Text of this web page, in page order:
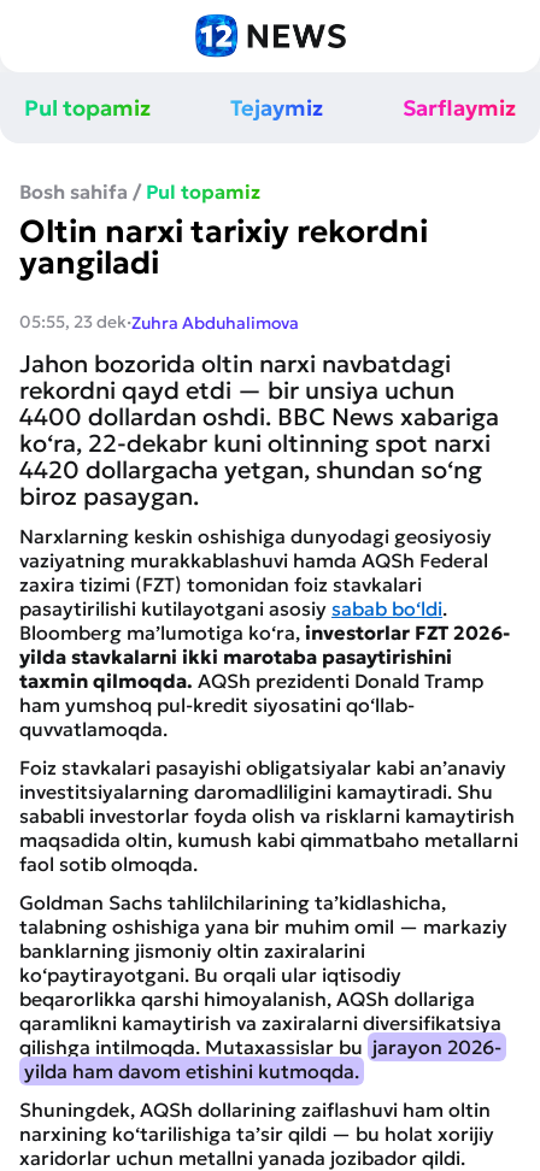
Pul topamiz Tejaymiz Sarflaymiz
Bosh sahifa / Pul topamiz
Oltin narxi tarixiy rekordni
yangiladi
05:55, 23 dek·Zuhra Abduhalimova
Jahon bozorida oltin narxi navbatdagi
rekordni qayd etdi — bir unsiya uchun
4400 dollardan oshdi. BBC News xabariga
ko‘ra, 22-dekabr kuni oltinning spot narxi
4420 dollargacha yetgan, shundan so‘ng
biroz pasaygan.
Narxlarning keskin oshishiga dunyodagi geosiyosiy
vaziyatning murakkablashuvi hamda AQSh Federal
zaxira tizimi (FZT) tomonidan foiz stavkalari
pasaytirilishi kutilayotgani asosiy sabab bo‘ldi.
Bloomberg ma’lumotiga ko‘ra, investorlar FZT 2026-
yilda stavkalarni ikki marotaba pasaytirishini
taxmin qilmoqda. AQSh prezidenti Donald Tramp
ham yumshoq pul-kredit siyosatini qo‘llab-
quvvatlamoqda.
Foiz stavkalari pasayishi obligatsiyalar kabi an’anaviy
investitsiyalarning daromadliligini kamaytiradi. Shu
sababli investorlar foyda olish va risklarni kamaytirish
maqsadida oltin, kumush kabi qimmatbaho metallarni
faol sotib olmoqda.
Goldman Sachs tahlilchilarining ta’kidlashicha,
talabning oshishiga yana bir muhim omil — markaziy
banklarning jismoniy oltin zaxiralarini
ko‘paytirayotgani. Bu orqali ular iqtisodiy
beqarorlikka qarshi himoyalanish, AQSh dollariga
qaramlikni kamaytirish va zaxiralarni diversifikatsiya
qilishga intilmoqda. Mutaxassislar bu jarayon 2026-
yilda ham davom etishini kutmoqda.
Shuningdek, AQSh dollarining zaiflashuvi ham oltin
narxining ko‘tarilishiga ta’sir qildi — bu holat xorijiy
xaridorlar uchun metallni yanada jozibador qildi.